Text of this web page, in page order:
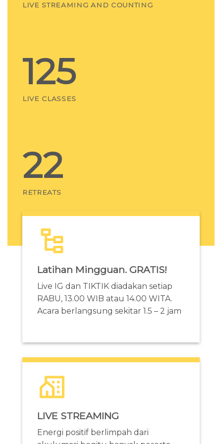
LIVE STREAMING AND COUNTING
125
LIVE CLASSES
22
RETREATS
Latihan Mingguan. GRATIS!
Live IG dan TIKTIK diadakan setiap
RABU, 13.00 WIB atau 14.00 WITA.
Acara berlangsung sekitar 1.5 – 2 jam
LIVE STREAMING
Energi positif berlimpah dari